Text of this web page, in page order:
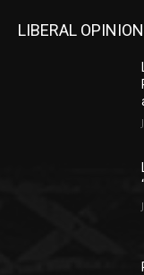
LIBERAL OPINION